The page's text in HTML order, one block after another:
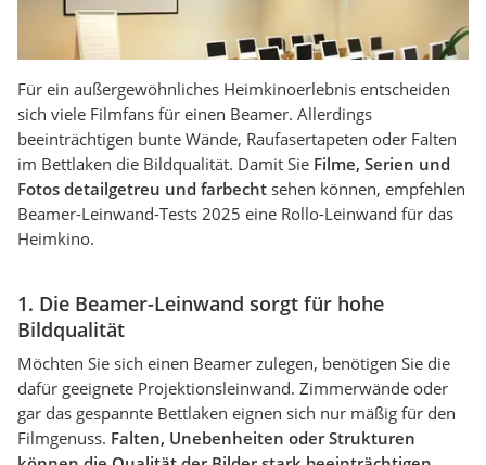
Für ein außergewöhnliches Heimkinoerlebnis entscheiden
sich viele Filmfans für einen Beamer. Allerdings
beeinträchtigen bunte Wände, Raufasertapeten oder Falten
im Bettlaken die Bildqualität. Damit Sie Filme, Serien und
Fotos detailgetreu und farbecht sehen können, empfehlen
Beamer-Leinwand-Tests 2025 eine Rollo-Leinwand für das
Heimkino.
1. Die Beamer-Leinwand sorgt für hohe
Bildqualität
Möchten Sie sich einen Beamer zulegen, benötigen Sie die
dafür geeignete Projektionsleinwand. Zimmerwände oder
gar das gespannte Bettlaken eignen sich nur mäßig für den
Filmgenuss. Falten, Unebenheiten oder Strukturen